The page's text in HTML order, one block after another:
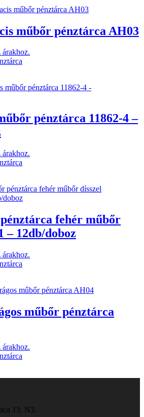
műbőr pénztárca AH03
árakhoz.
pénztárca 11862-4 –
árakhoz.
fehér műbőr
– 12db/doboz
árakhoz.
műbőr pénztárca
árakhoz.
13. N3.